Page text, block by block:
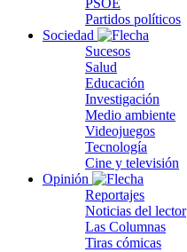
PSOE
Partidos políticos
Sociedad
Sucesos
Salud
Educación
Investigación
Medio ambiente
Videojuegos
Tecnología
Cine y televisión
Opinión
Reportajes
Noticias del lector
Las Columnas
Tiras cómicas